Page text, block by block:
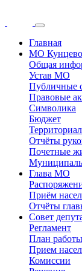
Главная
МО Кунцево
Общая
Устав МО
Публичные
Правовые
Символика
Бюджет
Отчёты
Почетные
Глава МО
Приём
Отчёты
Совет
Регламент
План работы
Прием
Комиссии